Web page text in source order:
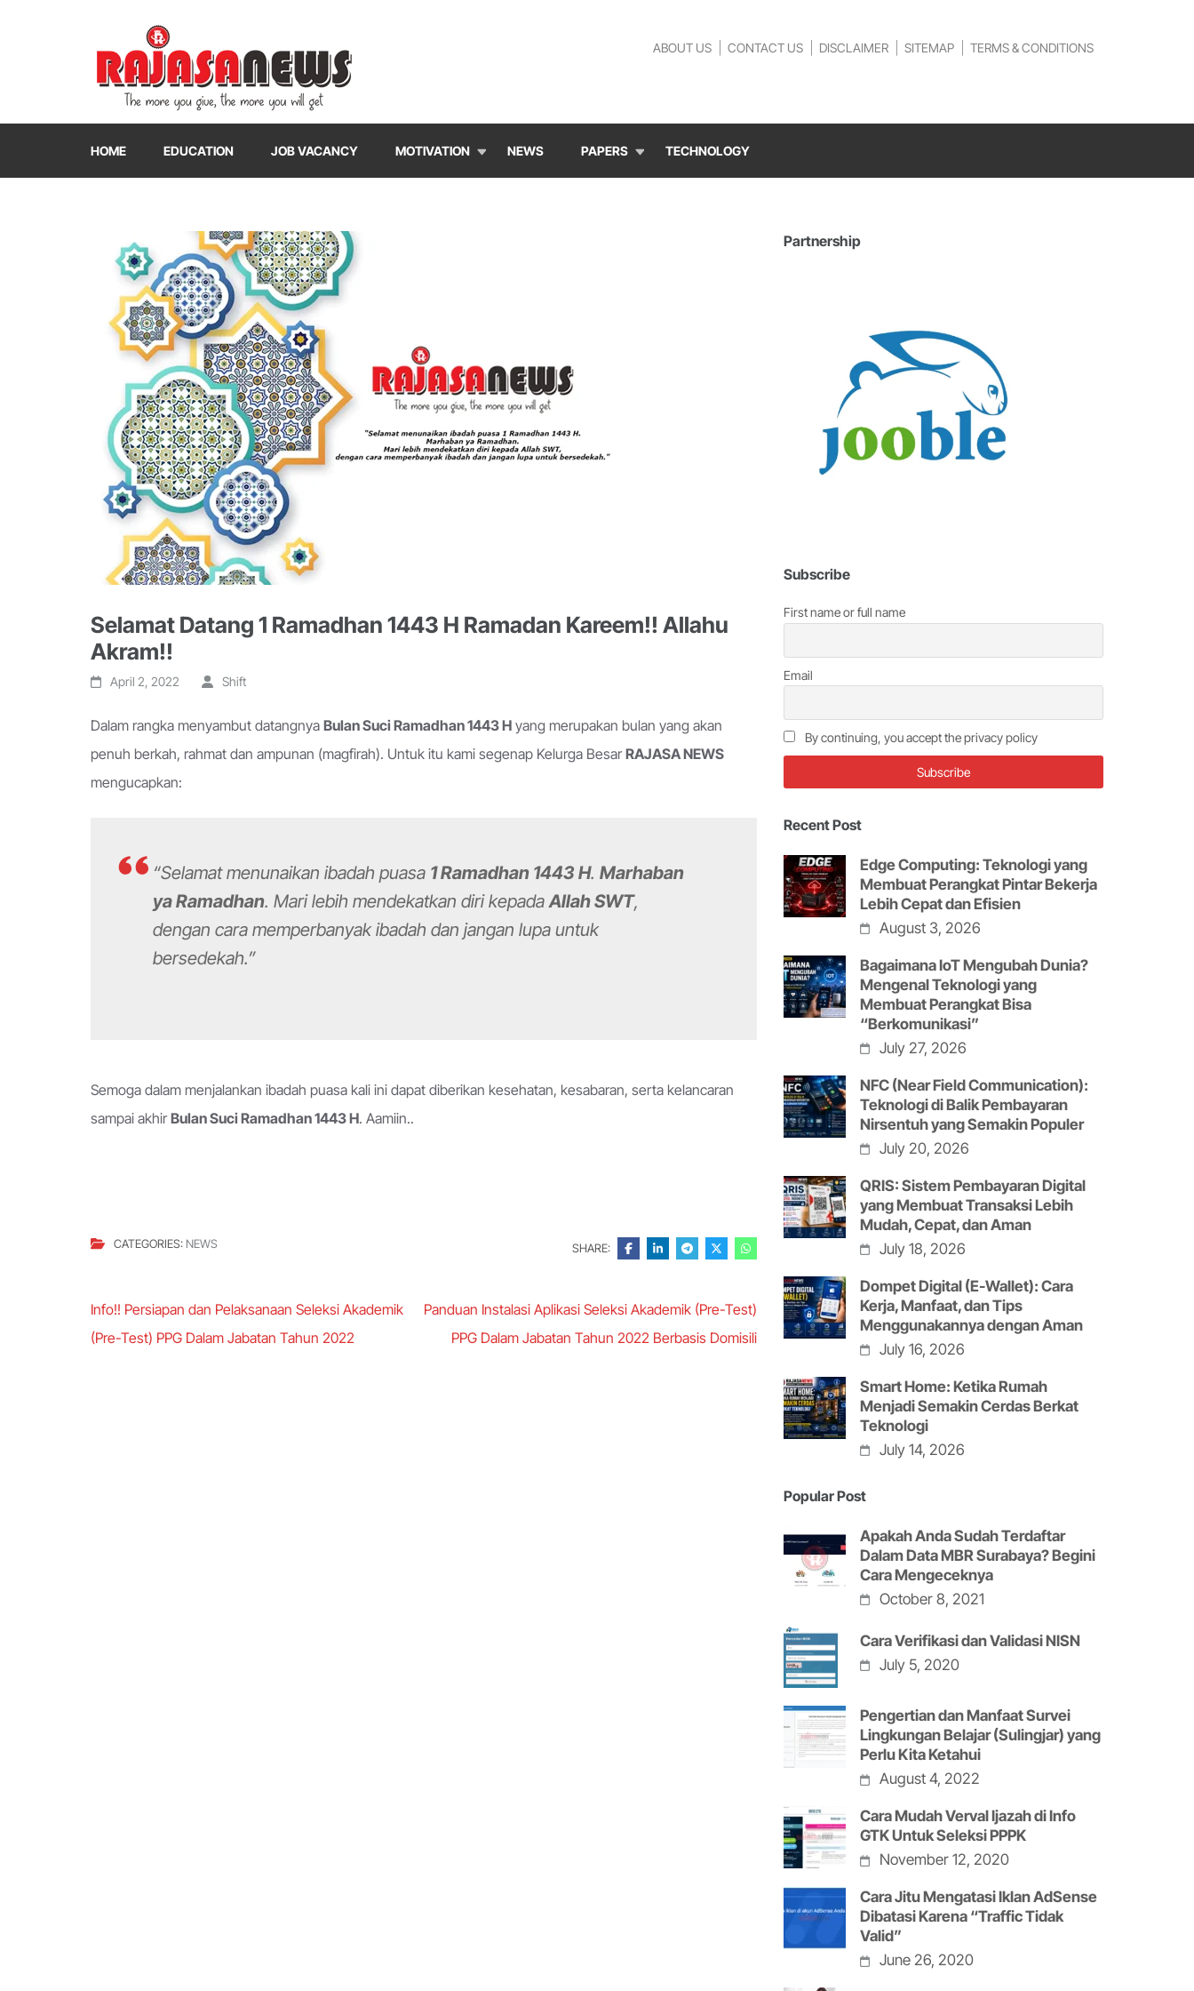
RajasaNews
"The more you give, the more you will get"
ABOUT US CONTACT US DISCLAIMER SITEMAP TERMS & CONDITIONS
HOME EDUCATION JOB VACANCY MOTIVATION NEWS PAPERS TECHNOLOGY
Selamat Datang 1 Ramadhan 1443 H Ramadan Kareem!! Allahu
Akram!!
April 2, 2022 Shift
Dalam rangka menyambut datangnya Bulan Suci Ramadhan 1443 H yang merupakan bulan yang akan
penuh berkah, rahmat dan ampunan (magfirah). Untuk itu kami segenap Kelurga BesarRAJASA NEWS
mengucapkan:
“Selamat menunaikan ibadah puasa 1 Ramadhan 1443 H. Marhaban
ya Ramadhan. Mari lebih mendekatkan diri kepadaAllah SWT,
dengan cara memperbanyak ibadah dan jangan lupa untuk
bersedekah.”
Semoga dalam menjalankan ibadah puasa kali ini dapat diberikan kesehatan, kesabaran, serta kelancaran
sampai akhirBulan Suci Ramadhan 1443 H. Aamiin..
CATEGORIES: NEWS SHARE:
Post
navigation
Info!! Persiapan dan Pelaksanaan Seleksi Akademik
(Pre-Test) PPG Dalam Jabatan Tahun 2022
Panduan Instalasi Aplikasi Seleksi Akademik (Pre-Test)
PPG Dalam Jabatan Tahun 2022 Berbasis Domisili
Partnership
Subscribe
First name or full name
Email
By continuing, you accept the privacy policy
Recent Post
Edge Computing: Teknologi yang
Membuat Perangkat Pintar Bekerja
Lebih Cepat dan Efisien
August 3, 2026
Bagaimana IoT Mengubah Dunia?
Mengenal Teknologi yang
Membuat Perangkat Bisa
“Berkomunikasi”
July 27, 2026
NFC (Near Field Communication):
Teknologi di Balik Pembayaran
Nirsentuh yang Semakin Populer
July 20, 2026
QRIS: Sistem Pembayaran Digital
yang Membuat Transaksi Lebih
Mudah, Cepat, dan Aman
July 18, 2026
Dompet Digital (E-Wallet): Cara
Kerja, Manfaat, dan Tips
Menggunakannya dengan Aman
July 16, 2026
Smart Home: Ketika Rumah
Menjadi Semakin Cerdas Berkat
Teknologi
July 14, 2026
Popular Post
Apakah Anda Sudah Terdaftar
Dalam Data MBR Surabaya? Begini
Cara Mengeceknya
October 8, 2021
Cara Verifikasi dan Validasi NISN
July 5, 2020
Pengertian dan Manfaat Survei
Lingkungan Belajar (Sulingjar) yang
Perlu Kita Ketahui
August 4, 2022
Cara Mudah Verval Ijazah di Info
GTK Untuk Seleksi PPPK
November 12, 2020
Cara Jitu Mengatasi Iklan AdSense
Dibatasi Karena “Traffic Tidak
Valid”
June 26, 2020